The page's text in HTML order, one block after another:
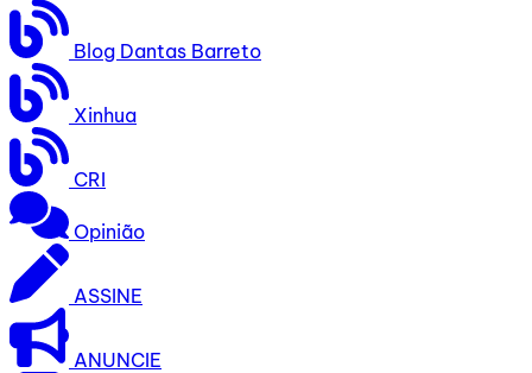
Blog Dantas Barreto
Xinhua
CRI
Opinião
ASSINE
ANUNCIE